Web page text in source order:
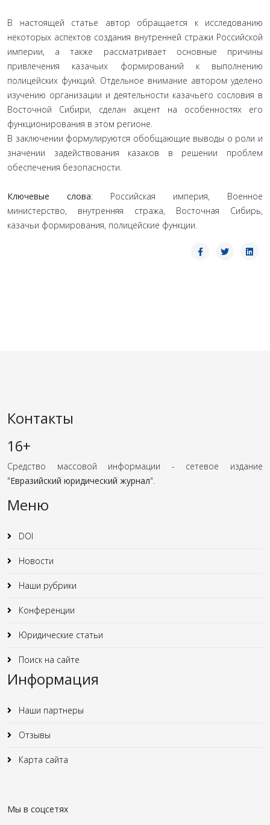
В настоящей статье автор обращается к исследованию
некоторых аспектов создания внутренней стражи Российской
империи, а также рассматривает основные причины
привлечения казачьих формирований к выполнению
полицейских функций. Отдельное внимание автором уделено
изучению организации и деятельности казачьего сословия в
Восточной Сибири, сделан акцент на особенностях его
функционирования в этом регионе.
В заключении формулируются обобщающие выводы о роли и
значении задействования казаков в решении проблем
обеспечения безопасности.
Ключевые слова: Российская империя, Военное
министерство, внутренняя стража, Восточная Сибирь,
казачьи формирования, полицейские функции.
Контакты
16+
Средство массовой информации - сетевое издание
"Евразийский юридический журнал".
Меню
DOI
Новости
Наши рубрики
Конференции
Юридические статьи
Поиск на сайте
Информация
Наши партнеры
Отзывы
Карта сайта
Мы в соцсетях